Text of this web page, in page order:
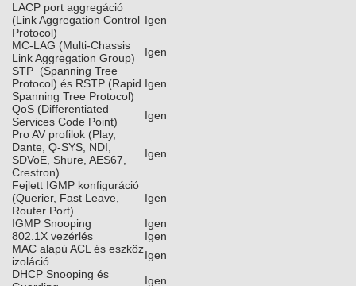
LACP port aggregáció
(Link Aggregation Control
Protocol)
Igen
MC-LAG (Multi-Chassis
Link Aggregation Group)
Igen
STP (Spanning Tree
Protocol) és RSTP (Rapid
Spanning Tree Protocol)
Igen
QoS (Differentiated
Services Code Point)
Igen
Pro AV profilok (Play,
Dante, Q-SYS, NDI,
SDVoE, Shure, AES67,
Crestron)
Igen
Fejlett IGMP konfiguráció
(Querier, Fast Leave,
Router Port)
Igen
IGMP Snooping
Igen
802.1X vezérlés
Igen
MAC alapú ACL és eszköz
izoláció
Igen
DHCP Snooping és
Igen